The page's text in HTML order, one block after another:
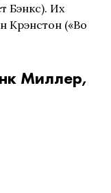
Бэнкс). Их
Крэнстон («Во
Миллер,